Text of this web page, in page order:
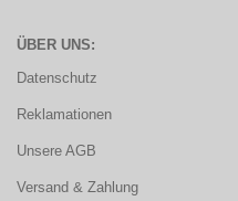
ÜBER UNS:
Datenschutz
Reklamationen
Unsere AGB
Versand & Zahlung